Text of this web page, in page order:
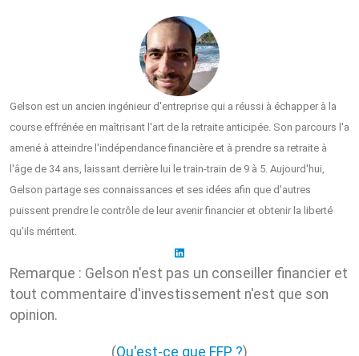
Gelson est un ancien ingénieur d'entreprise qui a réussi à échapper à la
course effrénée en maîtrisant l'art de la retraite anticipée. Son parcours l'a
amené à atteindre l'indépendance financière et à prendre sa retraite à
l'âge de 34 ans, laissant derrière lui le train-train de 9 à 5. Aujourd'hui,
Gelson partage ses connaissances et ses idées afin que d'autres
puissent prendre le contrôle de leur avenir financier et obtenir la liberté
qu'ils méritent.
Remarque : Gelson n'est pas un conseiller financier et
tout commentaire d'investissement n'est que son
opinion.
(Qu'est-ce que FFP ?)